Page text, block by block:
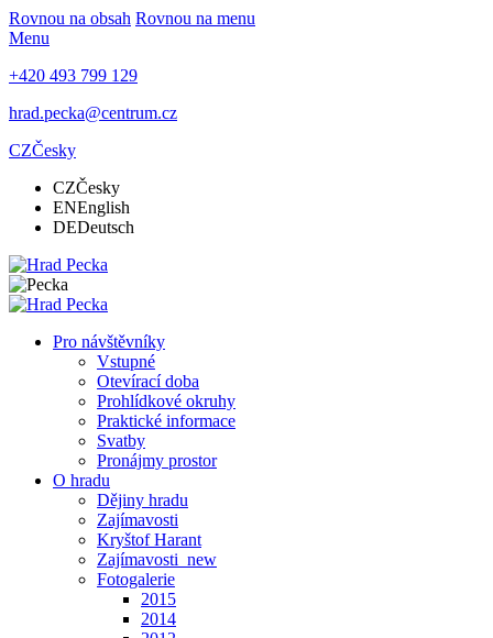
Rovnou na obsah Rovnou na menu
Menu
+420 493 799 129
hrad.pecka@centrum.cz
CZČesky
CZČesky
ENEnglish
DEDeutsch
Pro návštěvníky
Vstupné
Otevírací doba
Prohlídkové okruhy
Praktické informace
Svatby
Pronájmy prostor
O hradu
Dějiny hradu
Zajímavosti
Kryštof Harant
Zajímavosti_new
Fotogalerie
2015
2014